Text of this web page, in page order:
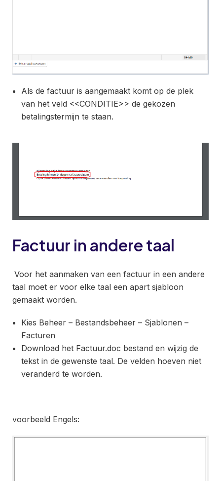
Als de factuur is aangemaakt komt op de plek
van het veld <<CONDITIE>> de gekozen
betalingstermijn te staan.
Factuur in andere taal
Voor het aanmaken van een factuur in een andere
taal moet er voor elke taal een apart sjabloon
gemaakt worden.
Kies Beheer – Bestandsbeheer – Sjablonen –
Facturen
Download het Factuur.doc bestand en wijzig de
tekst in de gewenste taal. De velden hoeven niet
veranderd te worden.
voorbeeld Engels: